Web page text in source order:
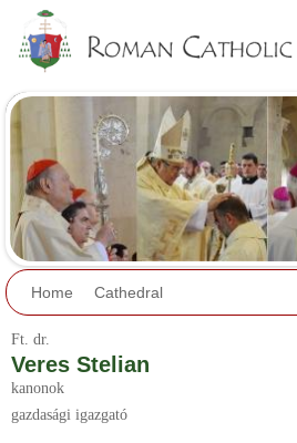
Home Cathedral
Ft. dr.
Veres Stelian
kanonok
gazdasági igazgató